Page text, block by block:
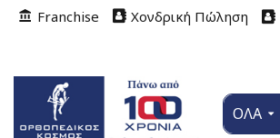
Franchise Χονδρική Πώληση
ΟΛΑ